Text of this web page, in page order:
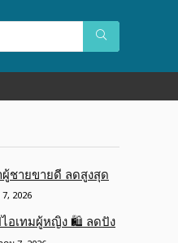
ชายขายดี ลดสูงสุด
2026
ไอเทมผู้หญิง 🛍️ ลดปัง